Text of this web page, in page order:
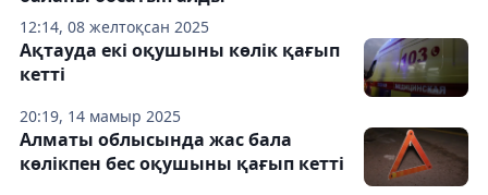
12:14, 08 желтоқсан 2025
20:19, 14 мамыр 2025
Ақтауда екі оқушыны көлік қағып
кетті
Алматы облысында жас бала
көлікпен бес оқушыны қағып кетті